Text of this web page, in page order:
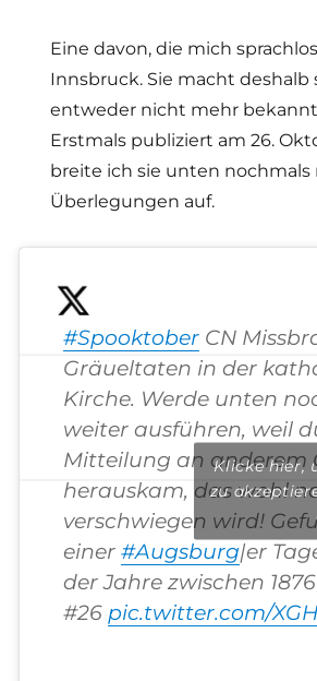
Eine davon, die mich
Innsbruck. Sie macht deshalb
entweder nicht mehr
Erstmals publiziert am 26.
breite ich sie unten
Überlegungen auf.
#SpooktoberCN
Gräueltaten in der
Kirche. Werde unten
weiter ausführen, weil
Mitteilung an anderem
herauskam, das wohl
verschwiegen wird!
einer #Augsburg|er
der Jahre zwischen 1876
#26 pic.twitter.com/
Klicke hier,
zu